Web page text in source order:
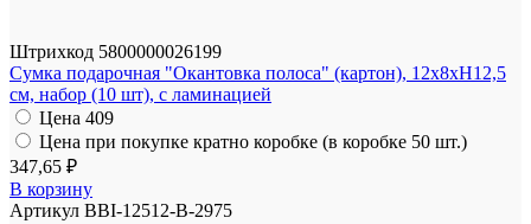
Штрихкод 5800000026199
Сумка подарочная "Окантовка полоса" (картон), 12x8xH12,5
см, набор (10 шт), с ламинацией
Цена 409
Цена при покупке кратно коробке (в коробке 50 шт.)
347,65 ₽
В корзину
Артикул BBI-12512-B-2975